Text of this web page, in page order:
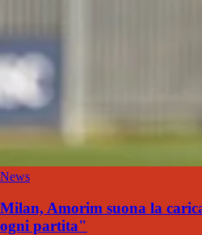
News
Milan, Amorim suona la
ogni partita"